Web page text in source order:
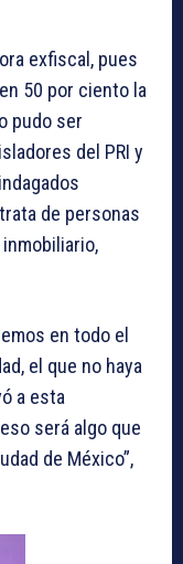
exfiscal, pues
50 por ciento la
pudo ser
del PRI y
de personas
en todo el
el que no haya
a esta
será algo que
de México”,